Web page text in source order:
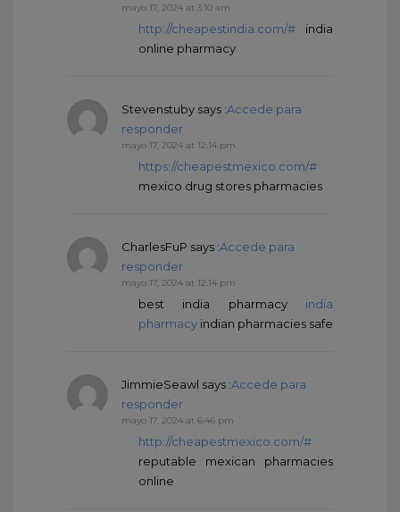
mayo 17, 2024 at 3:10 am
http://cheapestindia.com/# india
online pharmacy
Stevenstuby says :Accede para
responder
mayo 17, 2024 at 12:14 pm
https://cheapestmexico.com/#
mexico drug stores pharmacies
CharlesFuP says :Accede para
responder
mayo 17, 2024 at 12:14 pm
best india pharmacy india
pharmacy indian pharmacies safe
JimmieSeawl says :Accede para
responder
mayo 17, 2024 at 6:46 pm
http://cheapestmexico.com/#
reputable mexican pharmacies
online